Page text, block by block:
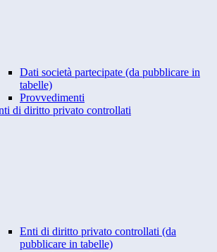
Dati società partecipate (da pubblicare in
tabelle)
Provvedimenti
di diritto privato controllati
Enti di diritto privato controllati (da
pubblicare in tabelle)